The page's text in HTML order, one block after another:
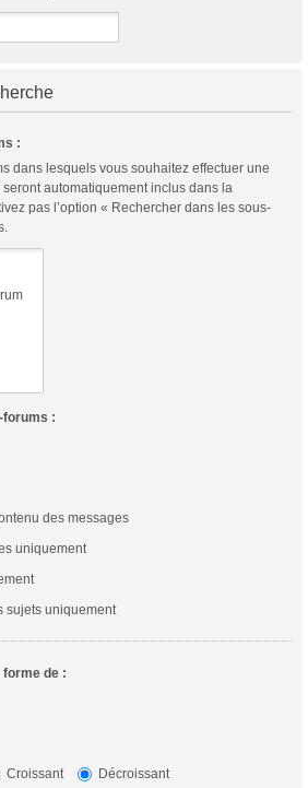
:
dans lesquels vous souhaitez effectuer une
automatiquement inclus dans la
pas l’option « Rechercher dans les sous-
forums :
des messages
uniquement
sujets uniquement
de :
Croissant
Décroissant